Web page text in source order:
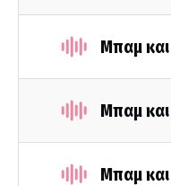
Μπαμ
Μπαμ
Μπαμ